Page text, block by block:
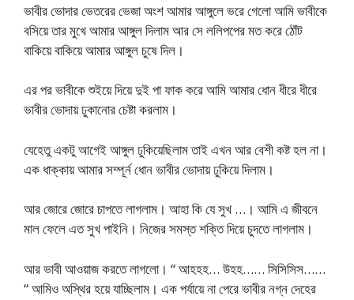
ভাবীর ভোদার ভেতরের ভেজা অংশ আমার আঙ্গুলে ভরে গেলো আমি ভাবীকে
বসিয়ে তার মুখে আমার আঙ্গুল দিলাম আর সে ললিপপের মত করে ঠোঁট
বাকিয়ে বাকিয়ে আমার আঙ্গুল চুষে দিল।
এর পর ভাবীকে শুইয়ে দিয়ে দুই পা ফাক করে আমি আমার ধোন ধীরে ধীরে
ভাবীর ভোদায় ঢুকানোর চেষ্টা করলাম।
যেহেতু একটু আগেই আঙ্গুল ঢুকিয়েছিলাম তাই এখন আর বেশী কষ্ট হল না।
এক ধাক্কায় আমার সম্পূর্ন ধোন ভাবীর ভোদায় ঢুকিয়ে দিলাম।
আর জোরে জোরে চাপতে লাগলাম। আহা কি যে সুখ …। আমি এ জীবনে
মাল ফেলে এত সুখ পাইনি। নিজের সমস্ত শক্তি দিয়ে চুদতে লাগলাম।
আর ভাবী আওয়াজ করতে লাগলো। “ আহহহ… উহহ…… সিসিসিস……
“ আমিও অস্থির হয়ে যাচ্ছিলাম। এক পর্যায়ে না পেরে ভাবীর নগ্ন দেহের